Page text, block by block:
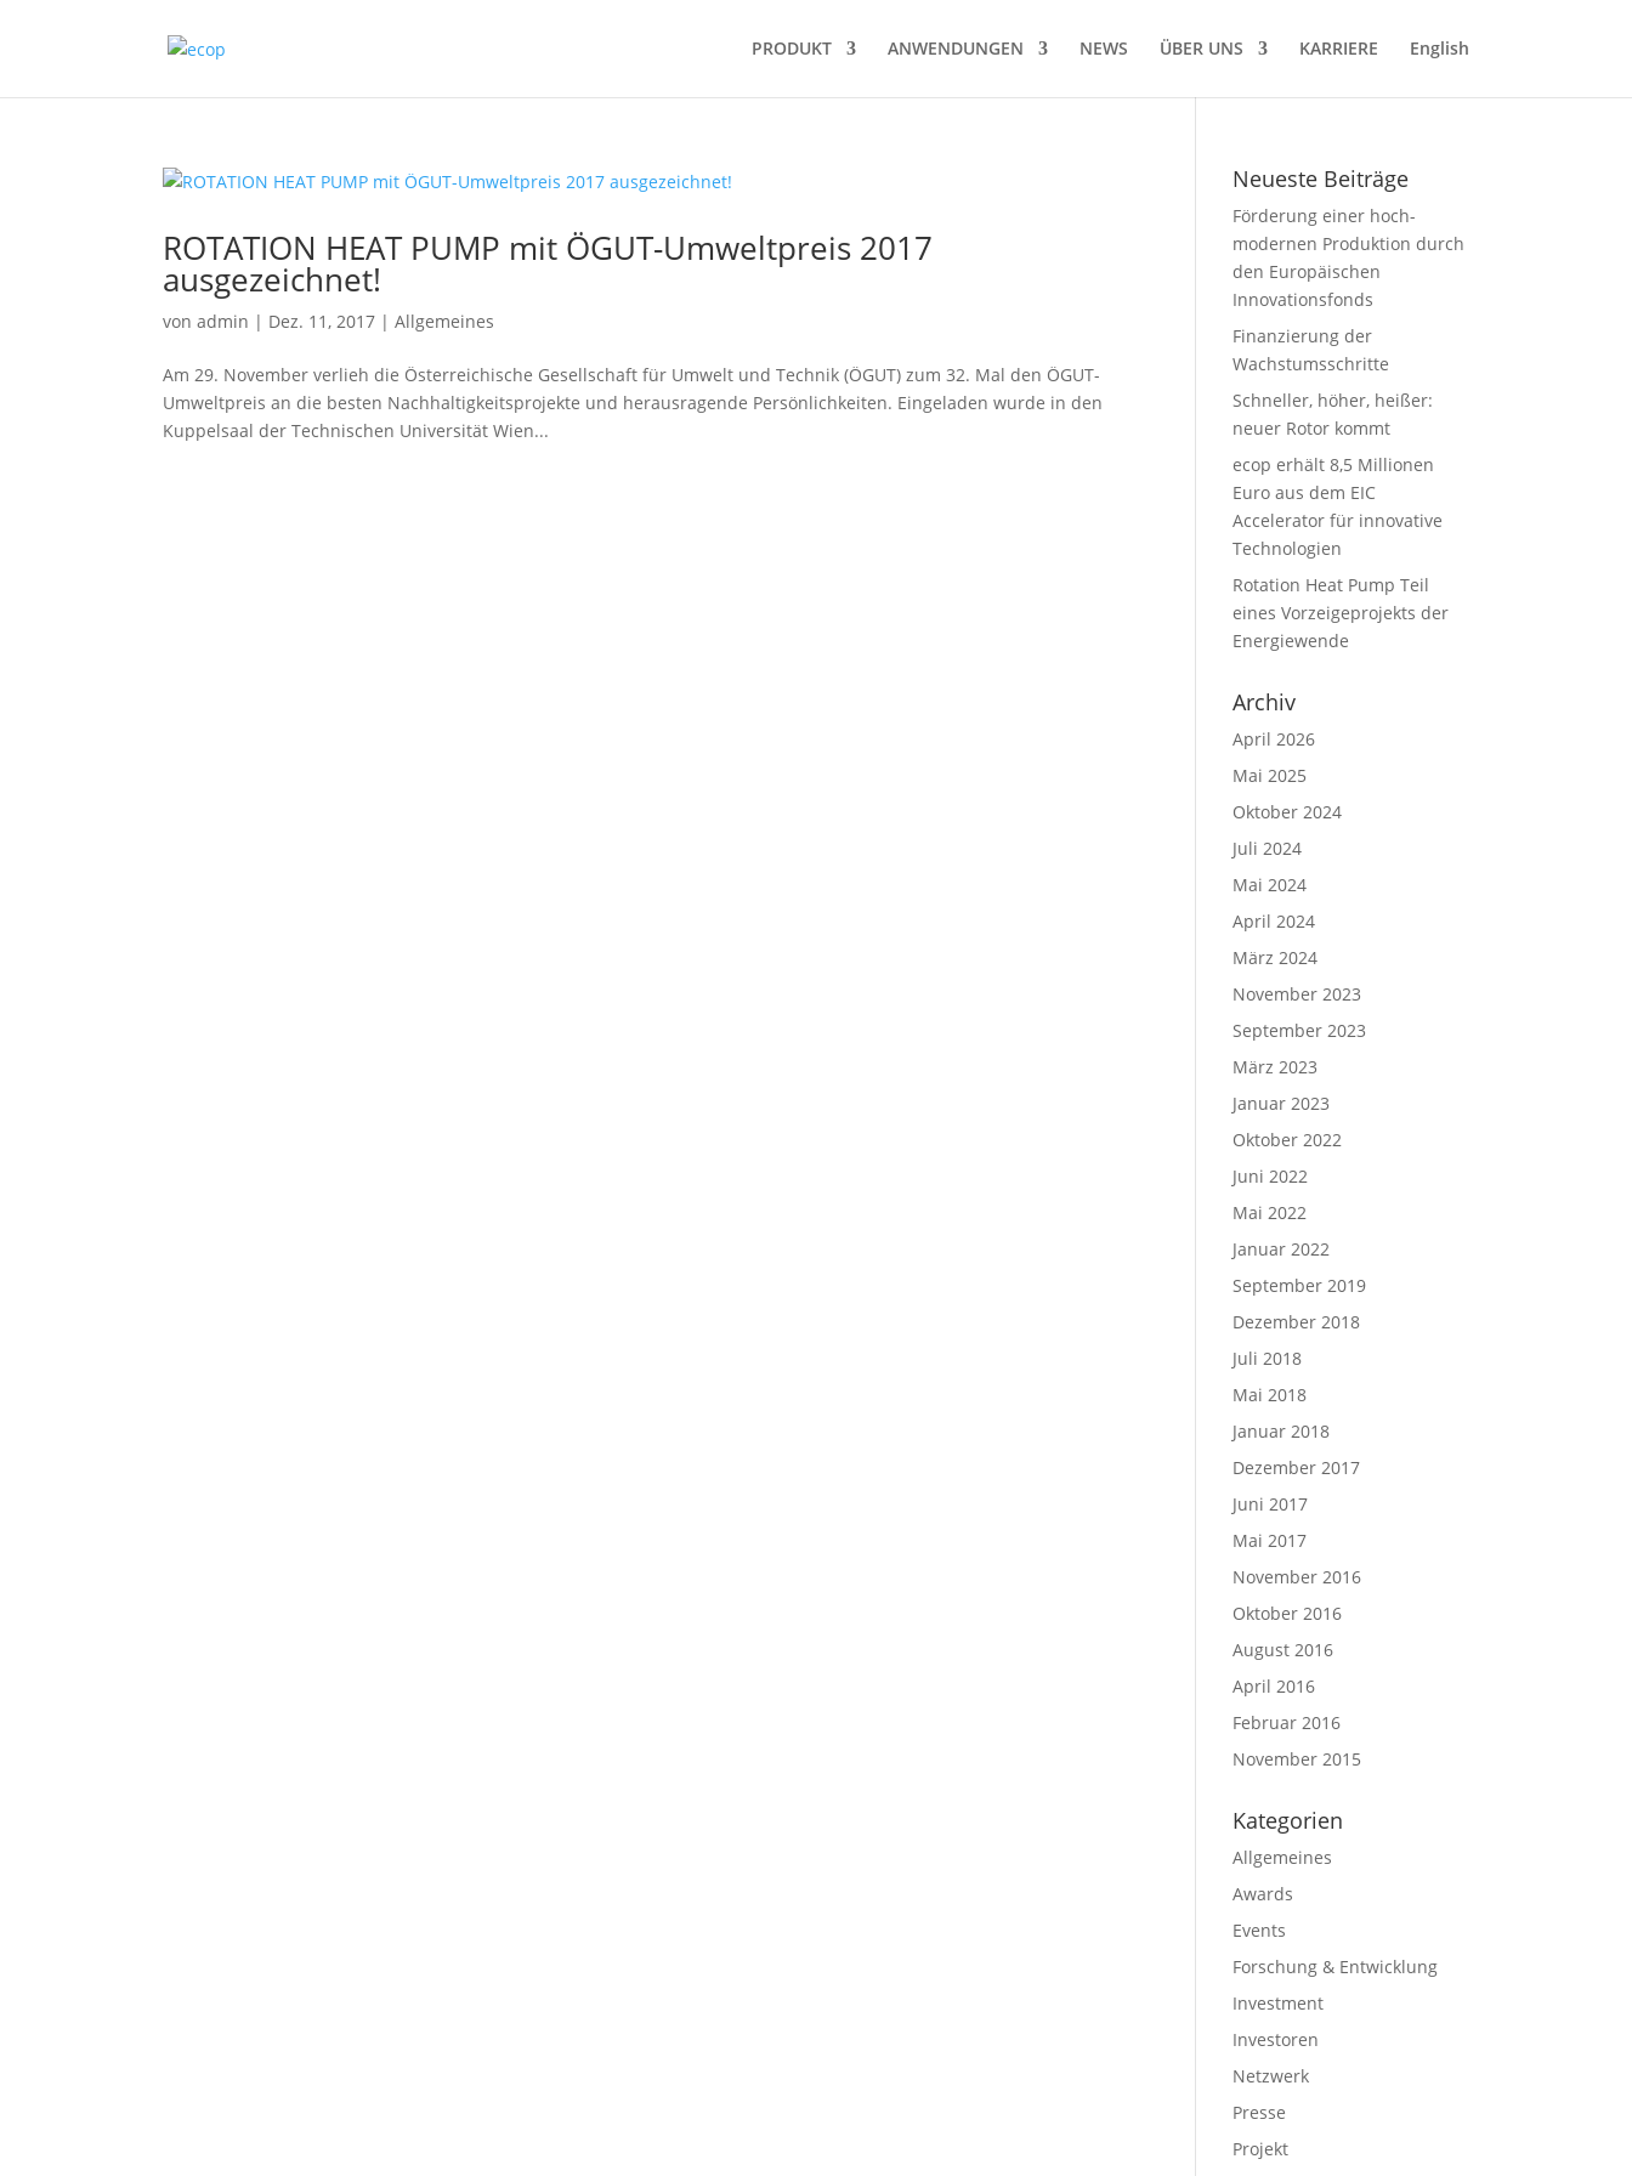
PRODUKT ANWENDUNGEN NEWS ÜBER UNS KARRIERE English
ROTATION HEAT PUMP mit ÖGUT-Umweltpreis 2017
ausgezeichnet!
vonadmin | Dez. 11, 2017 |Allgemeines
Am 29. November verlieh die Österreichische Gesellschaft für Umwelt und Technik (ÖGUT) zum 32. Mal den ÖGUT-
Umweltpreis an die besten Nachhaltigkeitsprojekte und herausragende Persönlichkeiten. Eingeladen wurde in den
Kuppelsaal der Technischen Universität Wien...
Neueste Beiträge
Förderung einer hoch-
modernen Produktion durch
den Europäischen
Innovationsfonds
Finanzierung der
Wachstumsschritte
Schneller, höher, heißer:
neuer Rotor kommt
ecop erhält 8,5 Millionen
Euro aus dem EIC
Accelerator für innovative
Technologien
Rotation Heat Pump Teil
eines Vorzeigeprojekts der
Energiewende
Archiv
April 2026
Mai 2025
Oktober 2024
Juli 2024
Mai 2024
April 2024
März 2024
November 2023
September 2023
März 2023
Januar 2023
Oktober 2022
Juni 2022
Mai 2022
Januar 2022
September 2019
Dezember 2018
Juli 2018
Mai 2018
Januar 2018
Dezember 2017
Juni 2017
Mai 2017
November 2016
Oktober 2016
August 2016
April 2016
Februar 2016
November 2015
Kategorien
Allgemeines
Awards
Events
Forschung & Entwicklung
Investment
Investoren
Netzwerk
Presse
Projekt